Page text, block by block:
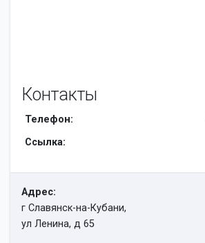
Контакты
Телефон:
Ссылка:
Адрес:
г Славянск-на-Кубани,
ул Ленина, д 65